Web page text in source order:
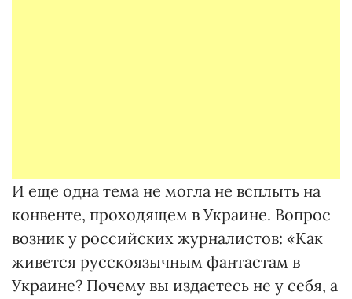
И еще одна тема не могла не всплыть на
конвенте, проходящем в Украине. Вопрос
возник у российских журналистов: «Как
живется русскоязычным фантастам в
Украине? Почему вы издаетесь не у себя, а